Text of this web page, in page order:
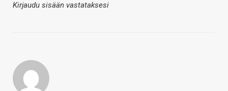
Kirjaudu sisään vastataksesi